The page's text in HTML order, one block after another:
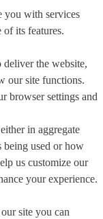
you with services
of its features.
deliver the website,
our site functions.
browser settings and
in aggregate
being used or how
us customize our
your experience.
site you can